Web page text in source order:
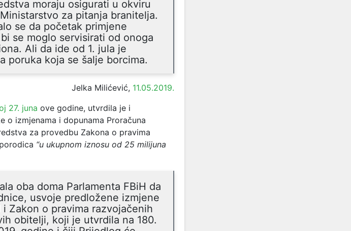
moraju osigurati u okviru
za pitanja branitelja.
se da početak primjene
se moglo servisirati od onoga
Ali da ide od 1. jula je
poruka koja se šalje borcima.
Jelka Milićević, 11.05.2019.
27. juna ove godine, utvrdila je i
o izmjenama i dopunama Proračuna
za provedbu Zakona o pravima
“u ukupnom iznosu od 25 milijuna
oba doma Parlamenta FBiH da
usvoje predložene izmjene
Zakon o pravima razvojačenih
obitelji, koji je utvrdila na 180.